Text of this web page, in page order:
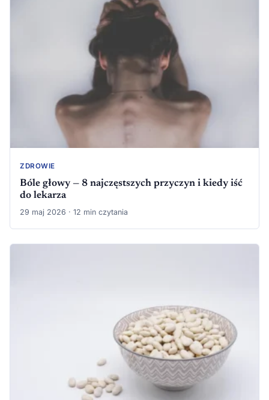
ZDROWIE
Bóle głowy — 8 najczęstszych przyczyn i kiedy iść
do lekarza
29 maj 2026 · 12 min czytania